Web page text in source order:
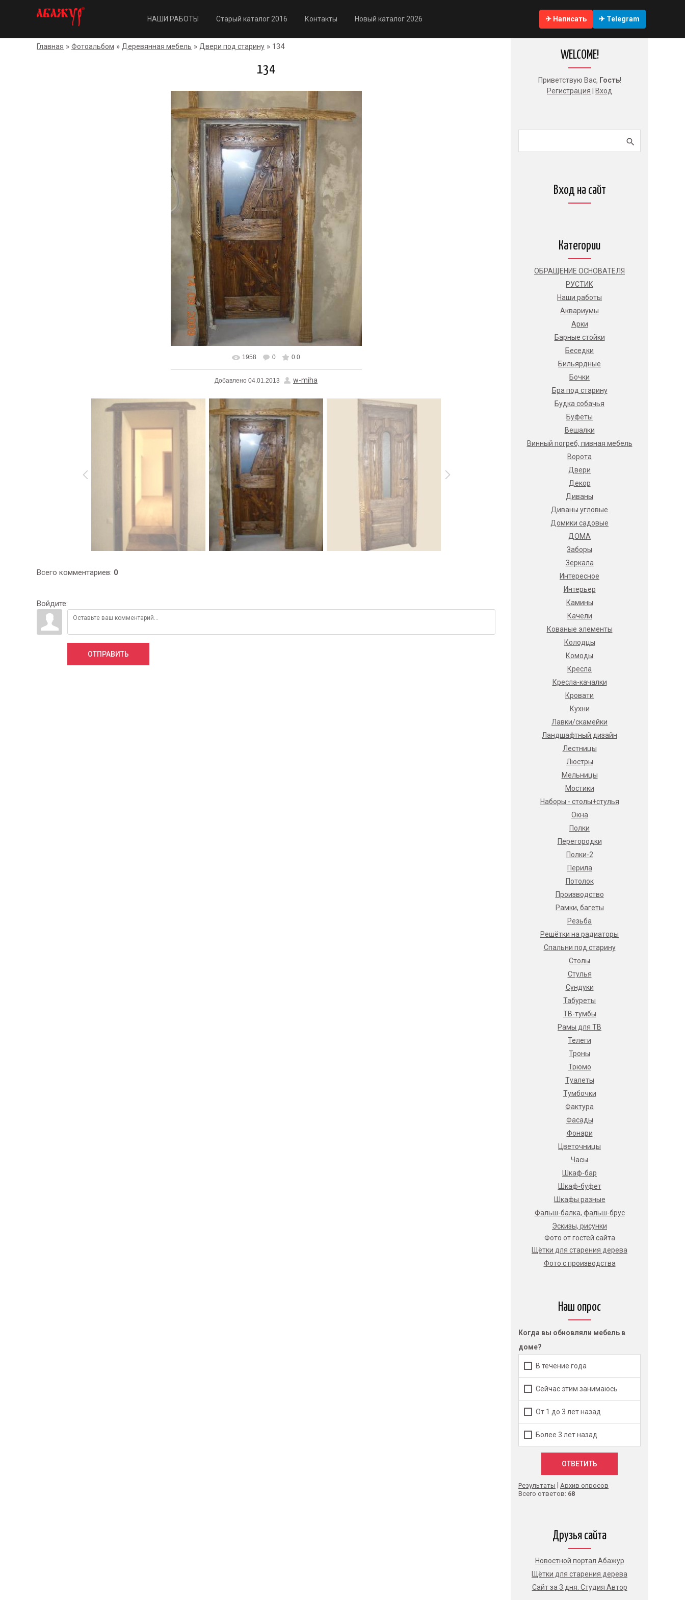
НАШИ РАБОТЫ Старый каталог 2016 Контакты Новый каталог 2026 ✈ Написать ✈ Telegram
Главная » Фотоальбом » Деревянная мебель » Двери под старину » 134
134
В реальном размере 450x600
1958 0 0.0
Добавлено 04.01.2013 w-miha
Всего комментариев: 0
Войдите:
ОТПРАВИТЬ
WELCOME!
Приветствую Вас, Гость!
Регистрация
Вход
Вход на сайт
Категории
ОБРАЩЕНИЕ ОСНОВАТЕЛЯ
РУСТИК
Наши работы
Аквариумы
Арки
Барные стойки
Беседки
Бильярдные
Бочки
Бра под старину
Будка собачья
Буфеты
Вешалки
Винный погреб, пивная мебель
Ворота
Двери
Декор
Диваны
Диваны угловые
Домики садовые
ДОМА
Заборы
Зеркала
Интересное
Интерьер
Камины
Качели
Кованые элементы
Колодцы
Комоды
Кресла
Кресла-качалки
Кровати
Кухни
Лавки/скамейки
Ландшафтный дизайн
Лестницы
Люстры
Мельницы
Мостики
Наборы - столы+стулья
Окна
Полки
Перегородки
Полки-2
Перила
Потолок
Производство
Рамки, багеты
Резьба
Решётки на радиаторы
Спальни под старину
Столы
Стулья
Сундуки
Табуреты
ТВ-тумбы
Рамы для ТВ
Телеги
Троны
Трюмо
Туалеты
Тумбочки
Фактура
Фасады
Фонари
Цветочницы
Часы
Шкаф-бар
Шкаф-буфет
Шкафы разные
Фальш-балка, фальш-брус
Эскизы, рисунки
Фото от гостей сайта
Щётки для старения дерева
Фото с производства
Наш опрос
Когда вы обновляли мебель в
доме?
В течение года
Сейчас этим занимаюсь
От 1 до 3 лет назад
Более 3 лет назад
Результаты
Архив опросов
Всего ответов: 68
Друзья сайта
Новостной портал Абажур
Щётки для старения дерева
Сайт за 3 дня. Студия Автор